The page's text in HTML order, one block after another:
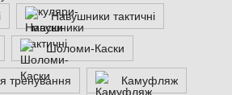
Навушники тактичні
Шоломи-Каски
тренування Камуфляж